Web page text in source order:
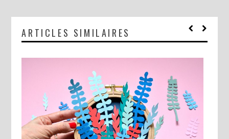
ARTICLES SIMILAIRES